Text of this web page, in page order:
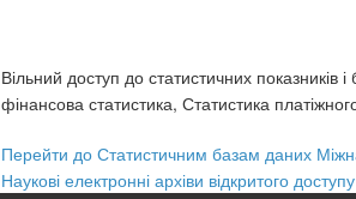
Вільний доступ до статистичних
фінансова статистика, Статистика
Перейти до Статистичним базам даних
Наукові електронні архіви відкритого